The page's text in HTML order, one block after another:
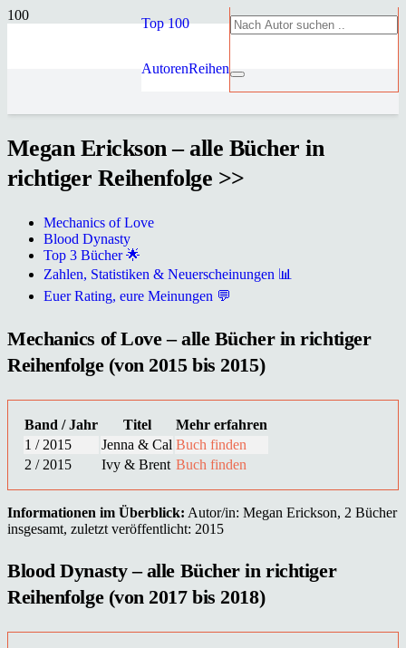
Top 100
AutorenReihen
Megan Erickson – alle Bücher in
richtiger Reihenfolge >>
Mechanics of Love
Blood Dynasty
Top 3 Bücher 🌟
Zahlen, Statistiken & Neuerscheinungen 📊
Euer Rating, eure Meinungen 💬
Mechanics of Love – alle Bücher in richtiger
Reihenfolge (von 2015 bis 2015)
Band / Jahr Titel
Mehr erfahren
1 / 2015
Jenna & Cal Buch finden
2 / 2015
Ivy & Brent Buch finden
Informationen im Überblick: Autor/in: Megan Erickson, 2 Bücher
insgesamt, zuletzt veröffentlicht: 2015
Blood Dynasty – alle Bücher in richtiger
Reihenfolge (von 2017 bis 2018)